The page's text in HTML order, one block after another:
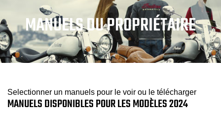
MANUELS DU PROPRIÉTAIRE
Selectionner un manuels pour le voir ou le télécharger
MANUELS DISPONIBLES POUR LES MODÈLES 2024